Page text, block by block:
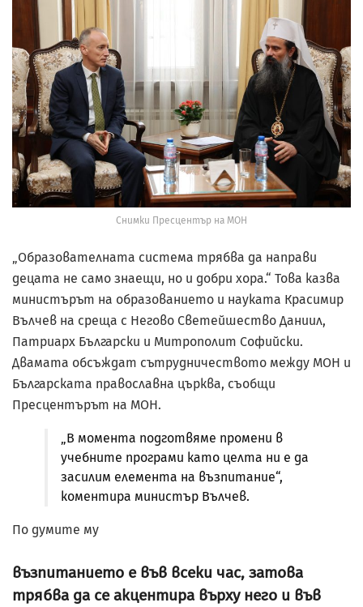
Снимки Пресцентър на МОН
„Образователната система трябва да направи
децата не само знаещи, но и добри хора.“ Това казва
министърът на образованието и науката Красимир
Вълчев на среща с Негово Светейшество Даниил,
Патриарх Български и Митрополит Софийски.
Двамата обсъждат сътрудничеството между МОН и
Българската православна църква, съобщи
Пресцентърът на МОН.
„В момента подготвяме промени в
учебните програми като целта ни е да
засилим елемента на възпитание“,
коментира министър Вълчев.
По думите му
възпитанието е във всеки час, затова
трябва да се акцентира върху него и във